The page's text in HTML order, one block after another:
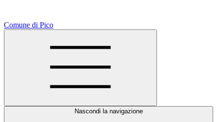
Comune di Pico
Nascondi la navigazione